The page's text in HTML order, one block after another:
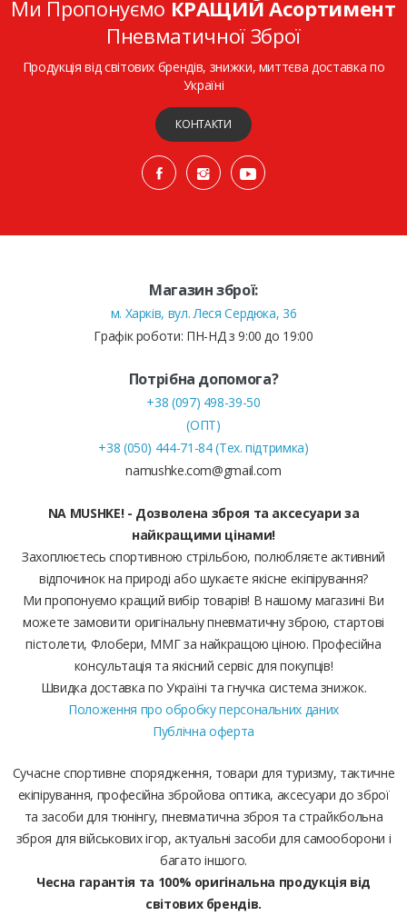
Ми Пропонуємо КРАЩИЙ Асортимент
Пневматичної Зброї
Продукція від світових брендів, знижки, миттєва доставка по
Україні
КОНТАКТИ
Магазин зброї:
м. Харків, вул. Леся Сердюка, 36
Графік роботи: ПН-НД з 9:00 до 19:00
Потрібна допомога?
+38 (097) 498-39-50
(ОПТ)
+38 (050) 444-71-84 (Тех. підтримка)
namushke.com@gmail.com
NA MUSHKE! - Дозволена зброя та аксесуари за
найкращими цінами!
Захоплюєтесь спортивною стрільбою, полюбляєте активний
відпочинок на природі або шукаєте якісне екіпірування?
Ми пропонуємо кращий вибір товарів! В нашому магазині Ви
можете замовити оригінальну пневматичну зброю, стартові
пістолети, Флобери, ММГ за найкращою ціною. Професійна
консультація та якісний сервіс для покупців!
Швидка доставка по Україні та гнучка система знижок.
Положення про обробку персональних даних
Публічна оферта
Сучасне спортивне спорядження, товари для туризму, тактичне
екіпірування, професійна збройова оптика, аксесуари до зброї
та засоби для тюнінгу, пневматична зброя та страйкбольна
зброя для військових ігор, актуальні засоби для самооборони і
багато іншого.
Чесна гарантія та 100% оригінальна продукція від
світових брендів.